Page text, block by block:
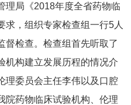
理局《2018年度全省药物临
求，组织专家检查组一行5人
督检查。检查组首先听取了
机构建立发展历程的情况介
理委员会主任李伟以及口腔
院药物临床试验机构、伦理